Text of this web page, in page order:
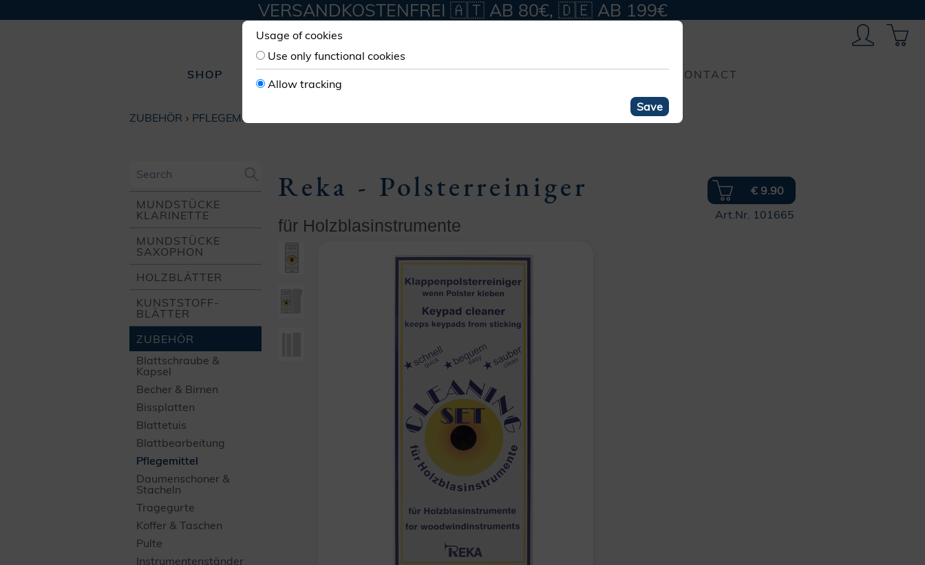
VERSANDKOSTENFREI 🇦🇹 AB 80€, 🇩🇪 AB 199€
SHOP CONTACT
ZUBEHÖR PFLEGEMITTEL
MUNDSTÜCKE
KLARINETTE
MUNDSTÜCKE
SAXOPHON
HOLZ­BLÄTTER
KUNSTSTOFF­
BLÄTTER
ZUBEHÖR
Blatt­schraube &
Kapsel
Becher & Birnen
Bissplatten
Blattetuis
Blatt­bearbeitung
Pflegemittel
Daumen­schoner &
Stacheln
Tragegurte
Koffer & Taschen
Pulte
Instrumenten­ständer
€ 9.90
Art.Nr. 101665
Reka - Polsterreiniger
für Holzblasinstrumente
Usage of cookies
Use only functional cookies
Allow tracking
Save